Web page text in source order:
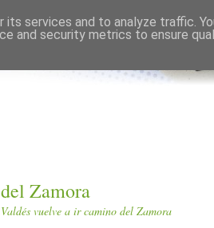
Zamora
Valdés vuelve a ir camino del Zamora
services and to analyze traffic.
and security metrics to ensure